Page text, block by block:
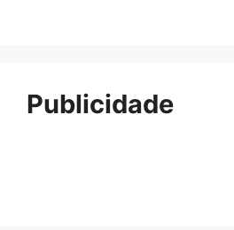
Publicidade